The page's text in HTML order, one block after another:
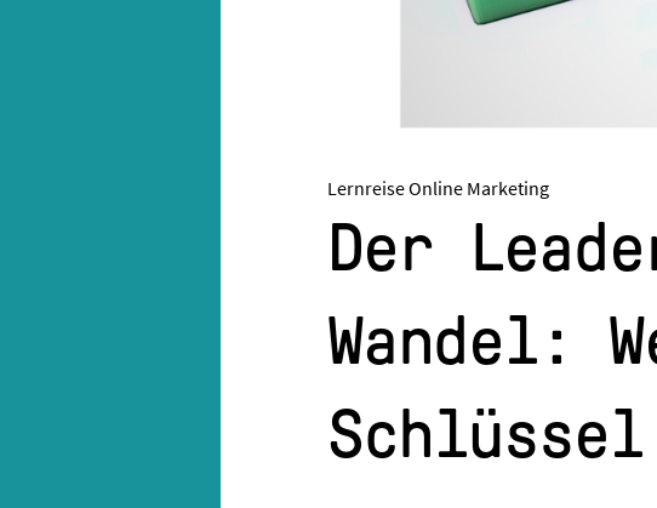
Lernreise Online Marketing
Der
Wandel: